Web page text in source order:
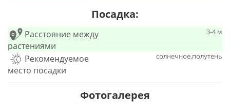
Посадка:
Расстояние между
растениями
3-4 м
Рекомендуемое
место посадки
солнечное,полутень
Фотогалерея